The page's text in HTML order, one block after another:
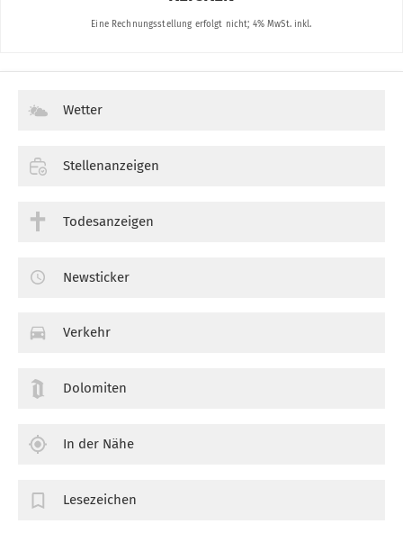
Wetter
Stellenanzeigen
Todesanzeigen
Newsticker
Verkehr
Dolomiten
In der Nähe
Lesezeichen